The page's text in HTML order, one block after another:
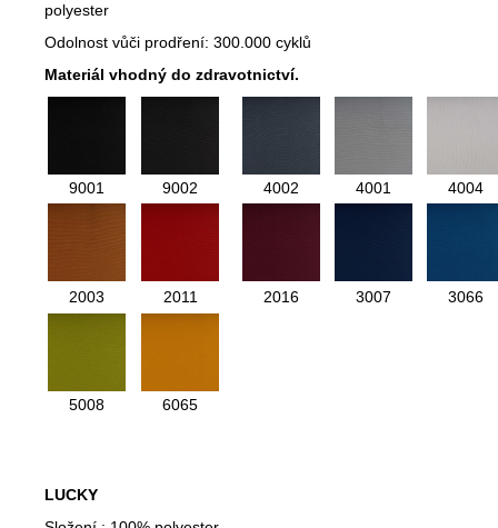
polyester
Odolnost vůči prodření: 300.000 cyklů
Materiál vhodný do zdravotnictví.
9001 9002 4002 4001 4004
2003 2011 2016 3007 3066
5008 6065
LUCKY